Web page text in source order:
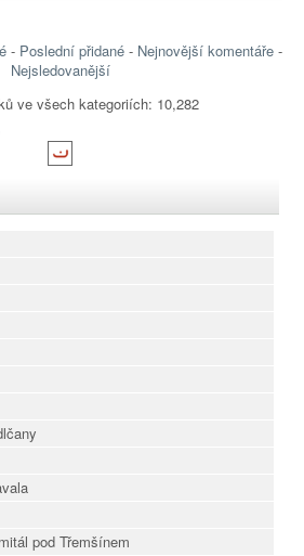
- Poslední přidané- Nejnovější komentáře-
Nejsledovanější
ve všech kategoriích: 10,282
pod Třemšínem